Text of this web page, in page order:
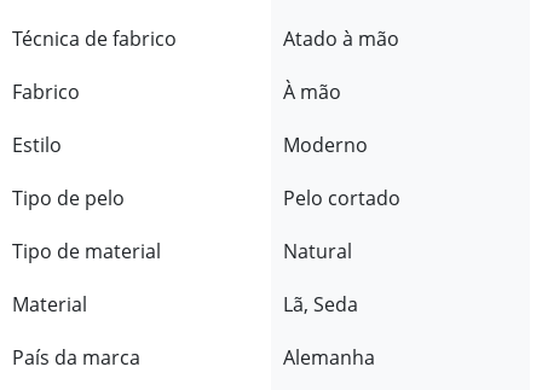
Técnica de fabrico
Atado à mão
Fabrico
À mão
Estilo
Moderno
Tipo de pelo
Pelo cortado
Tipo de material
Natural
Material
Lã, Seda
País da marca
Alemanha